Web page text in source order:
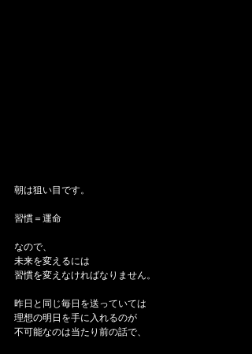
朝は狙い目です。
習慣＝運命
なので、
未来を変えるには
習慣を変えなければなりません。
昨日と同じ毎日を送っていては
理想の明日を手に入れるのが
不可能なのは当たり前の話で、